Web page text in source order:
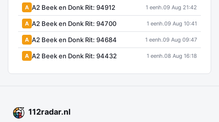
A A2 Beek en Donk Rit: 94912 1 eenh.09 Aug 21:42
A A2 Beek en Donk Rit: 94700 1 eenh.09 Aug 10:41
A A2 Beek en Donk Rit: 94684 1 eenh.09 Aug 09:47
A A2 Beek en Donk Rit: 94432 1 eenh.08 Aug 16:18
112radar.nl